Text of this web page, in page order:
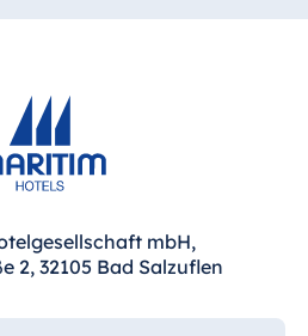
mbH,
2, 32105 Bad Salzuflen